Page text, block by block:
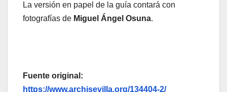
La versión en papel de la guía contará con
fotografías de Miguel Ángel Osuna.
Fuente original:
https://www.archisevilla.org/134404-2/